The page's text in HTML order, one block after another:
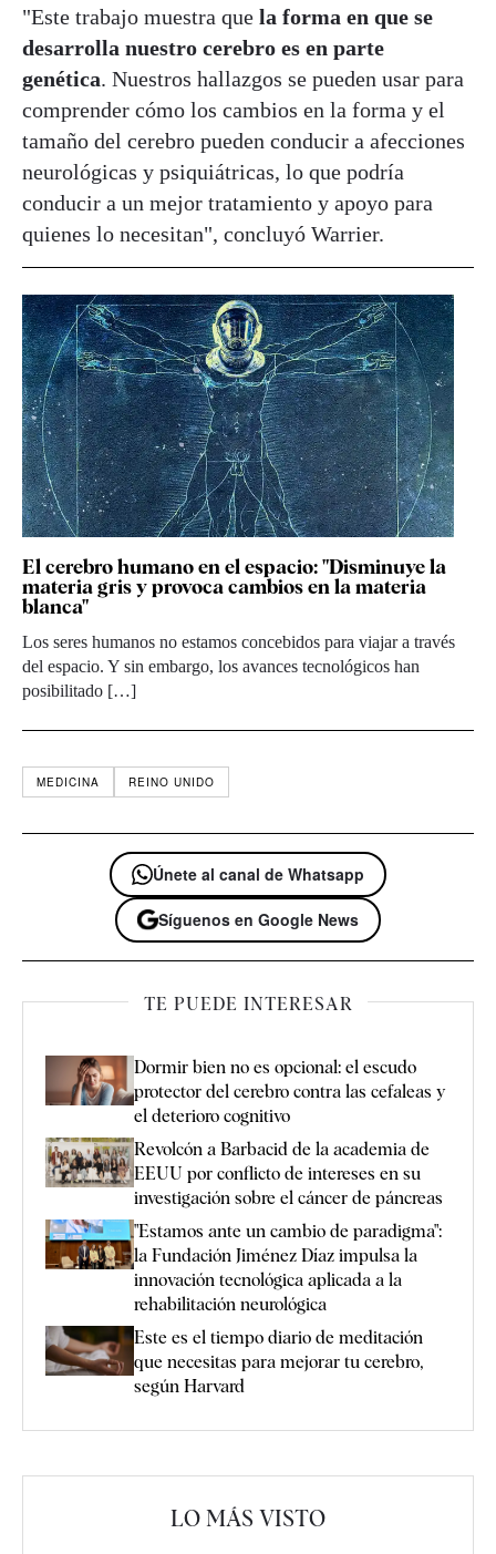
"Este trabajo muestra que la forma en que se
desarrolla nuestro cerebro es en parte
genética. Nuestros hallazgos se pueden usar para
comprender cómo los cambios en la forma y el
tamaño del cerebro pueden conducir a afecciones
neurológicas y psiquiátricas, lo que podría
conducir a un mejor tratamiento y apoyo para
quienes lo necesitan", concluyó Warrier.
El cerebro humano en el espacio: "Disminuye la
materia gris y provoca cambios en la materia
blanca"
Los seres humanos no estamos concebidos para viajar a través
del espacio. Y sin embargo, los avances tecnológicos han
posibilitado […]
MEDICINA REINO UNIDO
Únete al canal de Whatsapp
Síguenos en Google News
TE PUEDE INTERESAR
Dormir bien no es opcional: el escudo
protector del cerebro contra las cefaleas y
el deterioro cognitivo
Revolcón a Barbacid de la academia de
EEUU por conflicto de intereses en su
investigación sobre el cáncer de páncreas
"Estamos ante un cambio de paradigma":
la Fundación Jiménez Díaz impulsa la
innovación tecnológica aplicada a la
rehabilitación neurológica
Este es el tiempo diario de meditación
que necesitas para mejorar tu cerebro,
según Harvard
LO MÁS VISTO